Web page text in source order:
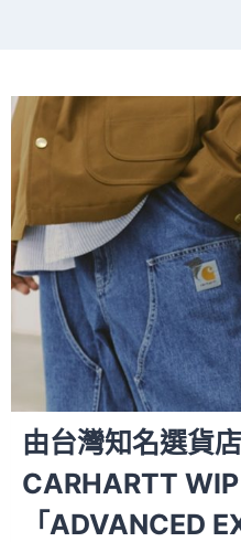
由台灣知名選貨
CARHARTT
「ADVANCED